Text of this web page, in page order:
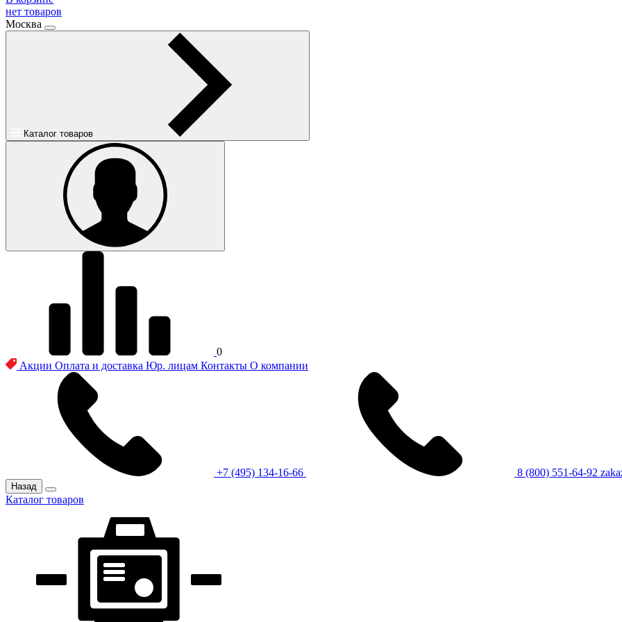
нет товаров
Москва
Каталог товаров
0
Акции Оплата и доставка Юр. лицам Контакты О компании
+7 (495) 134-16-66 8 (800) 551-64-92
Назад
Каталог товаров